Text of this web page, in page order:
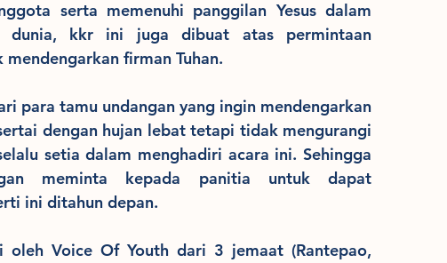
serta memenuhi panggilan Yesus dalam
dunia, kkr ini juga dibuat atas permintaan
firman Tuhan.
para tamu undangan yang ingin mendengarkan
dengan hujan lebat tetapi tidak mengurangi
setia dalam menghadiri acara ini. Sehingga
meminta kepada panitia untuk dapat
ini ditahun depan.
Voice Of Youth dari 3 jemaat (Rantepao,